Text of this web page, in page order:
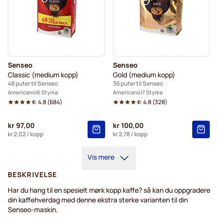
Senseo
Classic (medium kopp)
48 puter til Senseo
Americano 6 Styrke
4.8(684)
kr 97,00
kr 2,02/ kopp
Senseo
Gold (medium kopp)
36 puter til Senseo
Americano 7 Styrke
4.8(328)
kr 100,00
kr 2,78/ kopp
Vis mere
BESKRIVELSE
Har du hang til en spesielt mørk kopp kaffe? så kan du oppgradere
din kaffehverdag med denne ekstra sterke varianten til din
Senseo-maskin.